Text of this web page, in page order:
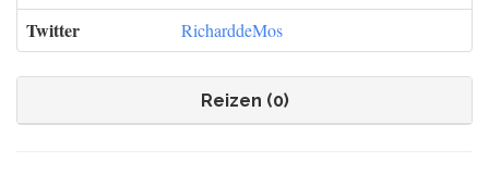
Twitter RicharddeMos
Reizen (0)